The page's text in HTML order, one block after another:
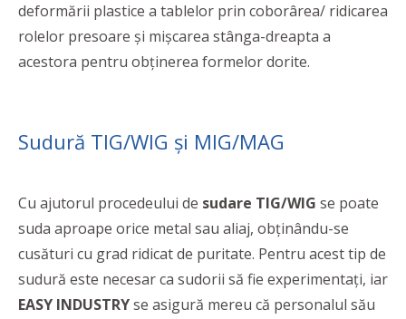
deformării plastice a tablelor prin coborârea/ ridicarea
rolelor presoare și mișcarea stânga-dreapta a
acestora pentru obținerea formelor dorite.
Sudură TIG/WIG și MIG/MAG
Cu ajutorul procedeului de sudare TIG/WIG se poate
suda aproape orice metal sau aliaj, obținându-se
cusături cu grad ridicat de puritate. Pentru acest tip de
sudură este necesar ca sudorii să fie experimentaţi, iar
EASY INDUSTRYse asigură mereu că personalul său